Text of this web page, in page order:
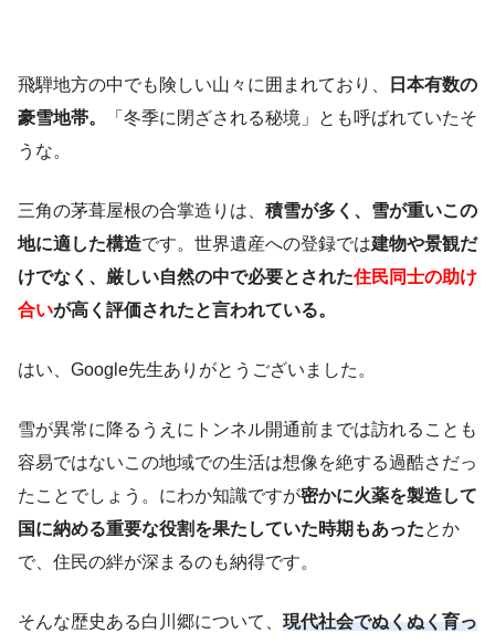
飛騨地方の中でも険しい山々に囲まれており、
日本有数の
豪雪地帯。
「冬季に閉ざされる秘境」とも呼ばれていたそ
うな。
三角の茅葺屋根の合掌造りは、 積雪が多く、雪が重いこの
地に適した構造です。世界遺産への登録では建物や景観だ
けでなく、厳しい自然の中で必要とされた住民同士の助け
合いが高く評価されたと言われている。
はい、Google先生ありがとうございました。
雪が異常に降るうえにトンネル開通前までは訪れることも
容易ではないこの地域での生活は想像を絶する過酷さだっ
たことでしょう。にわか知識ですが密かに火薬を製造して
国に納める重要な役割を果たしていた時期もあったとか
で、住民の絆が深まるのも納得です。
そんな歴史ある白川郷について、 現代社会でぬくぬく育っ